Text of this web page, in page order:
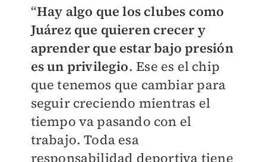
“Hay algo que los clubes como
Juárez que quieren crecer y
aprender que estar bajo presión
es un privilegio. Ese es el chip
que tenemos que cambiar para
seguir creciendo mientras el
tiempo va pasando con el
trabajo. Toda esa
responsabilidad deportiva tiene